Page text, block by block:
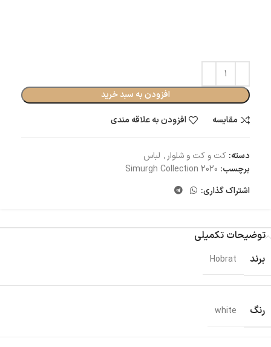
افزودن به سبد خرید
مقایسه
افزودن به علاقه مندی
دسته: کت و کت و شلوار , لباس
برچسب: Simurgh Collection 2020
اشتراک گذاری:
توضیحات تکمیلی
برند
Hobrat
رنگ white